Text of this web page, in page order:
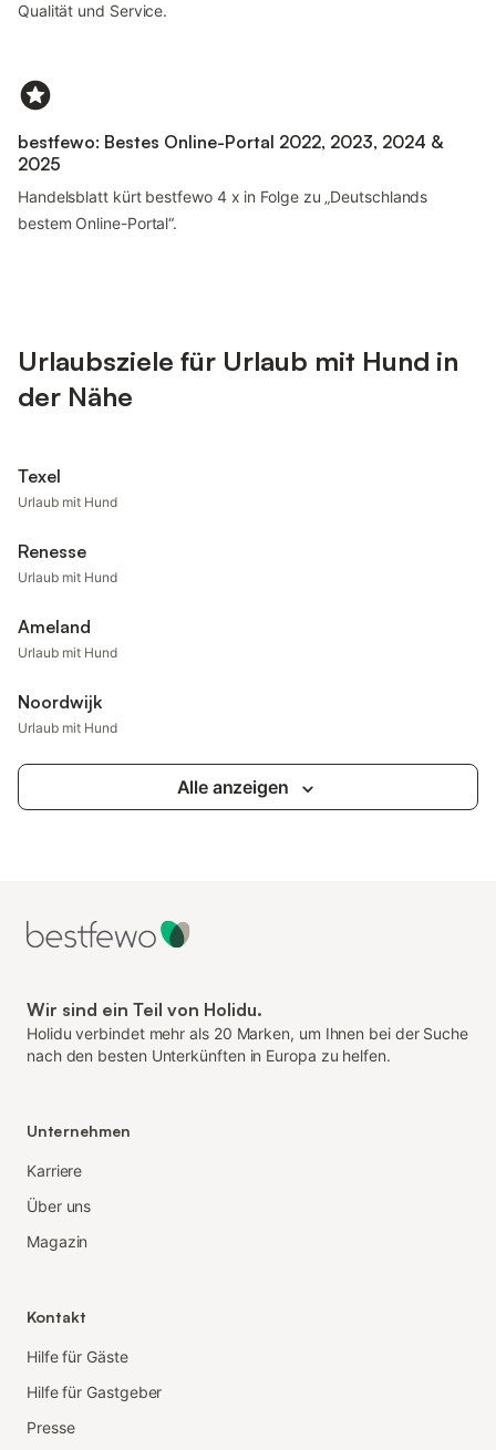
Qualität und Service.
bestfewo: Bestes Online-Portal 2022, 2023, 2024 &
2025
Handelsblatt kürt bestfewo 4 x in Folge zu „Deutschlands
bestem Online-Portal“.
Urlaubsziele für Urlaub mit Hund in
der Nähe
Texel
Urlaub mit Hund
Renesse
Urlaub mit Hund
Ameland
Urlaub mit Hund
Noordwijk
Urlaub mit Hund
Alle anzeigen
Wir sind ein Teil von Holidu.
Holidu verbindet mehr als 20 Marken, um Ihnen bei der Suche
nach den besten Unterkünften in Europa zu helfen.
Unternehmen
Karriere
Über uns
Magazin
Kontakt
Hilfe für Gäste
Hilfe für Gastgeber
Presse